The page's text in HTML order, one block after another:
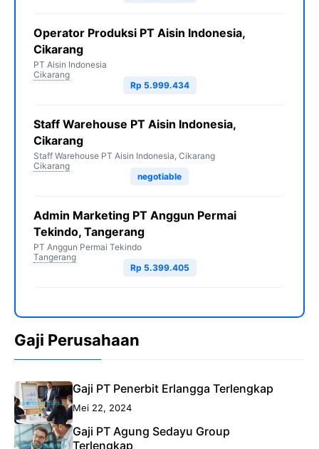
Operator Produksi PT Aisin Indonesia,
Cikarang
PT Aisin Indonesia
Cikarang
Rp 5.999.434
Staff Warehouse PT Aisin Indonesia,
Cikarang
Staff Warehouse PT Aisin Indonesia, Cikarang
Cikarang
negotiable
Admin Marketing PT Anggun Permai
Tekindo, Tangerang
PT Anggun Permai Tekindo
Tangerang
Rp 5.399.405
Gaji Perusahaan
Gaji PT Penerbit Erlangga Terlengkap
Mei 22, 2024
Gaji PT Agung Sedayu Group
Terlengkap